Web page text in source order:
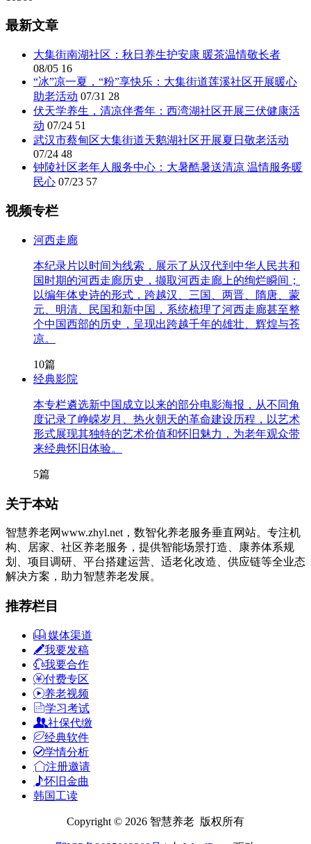
最新文章
大集街南湖社区：秋日养生护安康 暖茶温情敬长者
08/05 16
“冰”凉一夏，“粉”享快乐：大集街道莲溪社区开展暖心
助老活动 07/31 28
伏天学养生，清凉伴耆年：西湾湖社区开展三伏健康活
动 07/24 51
武汉市蔡甸区大集街道天鹅湖社区开展夏日敬老活动
07/24 48
钟陵社区老年人服务中心：大暑酷暑送清凉 温情服务暖
民心 07/23 57
视频专栏
河西走廊
本纪录片以时间为线索，展示了从汉代到中华人民共和
国时期的河西走廊历史，撷取河西走廊上的绚烂瞬间；
以编年体史诗的形式，跨越汉、三国、两晋、隋唐、蒙
元、明清、民国和新中国，系统梳理了河西走廊甚至整
个中国西部的历史，呈现出跨越千年的雄壮、辉煌与苍
凉。
10篇
经典影院
本专栏遴选新中国成立以来的部分电影海报，从不同角
度记录了峥嵘岁月、热火朝天的革命建设历程，以艺术
形式展现其独特的艺术价值和怀旧魅力，为老年观众带
来经典怀旧体验。
5篇
关于本站
智慧养老网www.zhyl.net，数智化养老服务垂直网站。专注机
构、居家、社区养老服务，提供智能场景打造、康养体系规
划、项目调研、平台搭建运营、适老化改造、供应链等全业态
解决方案，助力智慧养老发展。
推荐栏目
媒体渠道
我要发稿
我要合作
付费专区
养老视频
学习考试
社保代缴
经典软件
学情分析
注册邀请
怀旧金曲
韩国工读
Copyright © 2026 智慧养老 版权所有